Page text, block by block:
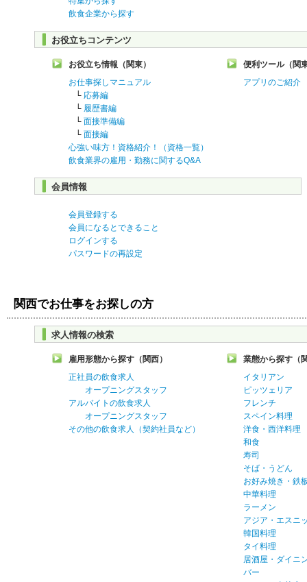
飲食企業から探す
お役立ちコンテンツ
お役立ち情報（関東）
お仕事探しマニュアル
└ 応募編
└ 履歴書編
└ 面接準備編
└ 面接編
心強い味方！資格紹介！（資格一覧）
飲食業界の雇用・勤務に関するQ&A
便利ツール（関
アプリのご紹介
会員情報
会員登録する
会員になるとできること
ログインする
パスワードの再設定
関西でお仕事をお探しの方
求人情報の検索
雇用形態から探す（関西）
正社員の飲食求人
オープニングスタッフ
アルバイトの飲食求人
オープニングスタッフ
その他の飲食求人（契約社員など）
業態から探す（
イタリアン
ピッツェリア
フレンチ
スペイン料理
洋食・西洋料理
和食
寿司
そば・うどん
お好み焼き・鉄
中華料理
ラーメン
アジア・エスニ
韓国料理
タイ料理
居酒屋・ダイニ
バー